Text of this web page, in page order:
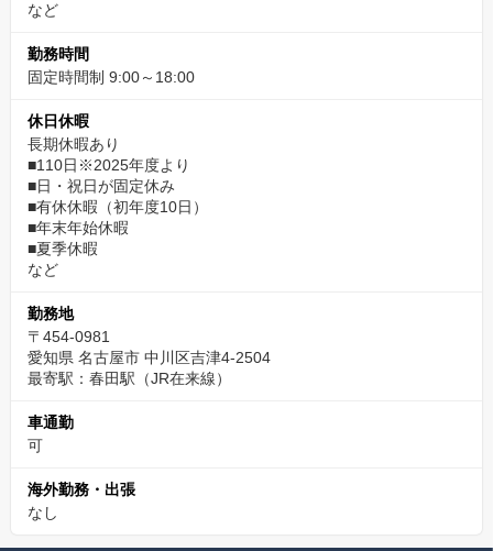
など
勤務時間
固定時間制 9:00～18:00
休日休暇
長期休暇あり
■110日※2025年度より
■日・祝日が固定休み
■有休休暇（初年度10日）
■年末年始休暇
■夏季休暇
など
勤務地
〒454-0981
愛知県 名古屋市 中川区吉津4-2504
最寄駅：春田駅（JR在来線）
車通勤
可
海外勤務・出張
なし